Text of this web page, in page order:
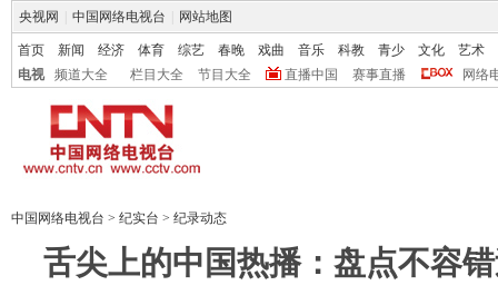
央视网 中国网络电视台 网站地图
首页 新闻 经济 体育 综艺 春晚 戏曲 音乐 科教 青少 文化
艺术
电视
频道大全 栏目大全 节目大全 直播中国 赛事直播 网络
中国网络电视台 > 纪实台 > 纪录动态
舌尖上的中国热播：盘点不容